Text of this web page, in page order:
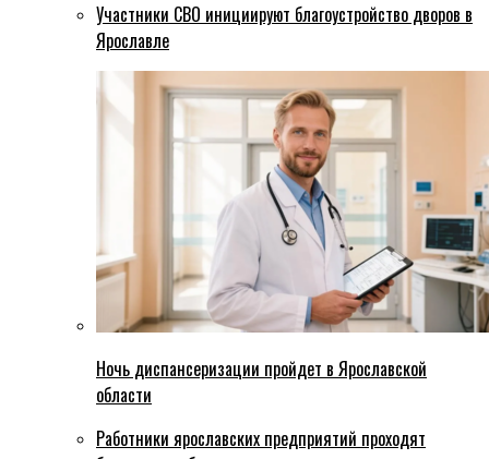
Участники СВО инициируют благоустройство дворов в
Ярославле
Ночь диспансеризации пройдет в Ярославской
области
Работники ярославских предприятий проходят